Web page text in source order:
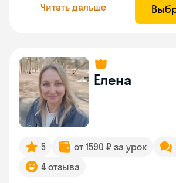
Читать дальше
Елена
5 от 1590 ₽ за урок
4 отзыва